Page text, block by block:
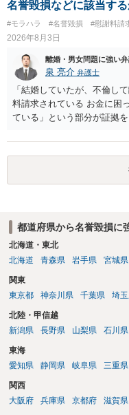
名誉毀損などに該当す
#モラハラ #名誉毀損 #慰謝料請
2026年8月3日
離婚・男女問題に強い
泉 亮介 弁護士
「結婚していたが、不倫し
料請求されている お金に困
ている」という部分が証拠
ょう。 既に弁護士にご依頼
護士と打ち合わせの末どの
都道府県から名誉毀損に
北海道・東北
北海道
青森県 岩手県 宮城県
関東
東京都
神奈川県 千葉県 埼
北陸・甲信越
新潟県
長野県 山梨県 石川県
東海
愛知県
静岡県 岐阜県 三重県
関西
大阪府
兵庫県 京都府 滋賀県